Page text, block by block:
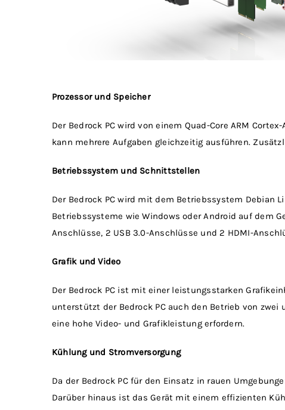
Prozessor und Speicher
Der Bedrock PC wird von einem Quad-Core ARM
kann mehrere Aufgaben gleichzeitig ausführen.
Betriebssystem und Schnittstellen
Der Bedrock PC wird mit dem Betriebssystem Debian
Betriebssysteme wie Windows oder Android auf dem
Anschlüsse, 2 USB 3.0-Anschlüsse und 2 HDMI-
Grafik und Video
Der Bedrock PC ist mit einer leistungsstarken
unterstützt der Bedrock PC auch den Betrieb von
eine hohe Video- und Grafikleistung erfordern.
Kühlung und Stromversorgung
Da der Bedrock PC für den Einsatz in rauen
Darüber hinaus ist das Gerät mit einem effizienten